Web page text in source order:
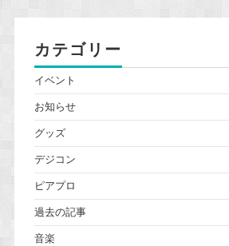
カテゴリー
イベント
お知らせ
グッズ
デジコン
ピアプロ
過去の記事
音楽